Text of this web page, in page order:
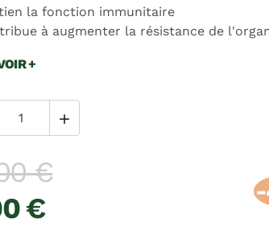
la fonction immunitaire
à augmenter la résistance de
+

€
€
-